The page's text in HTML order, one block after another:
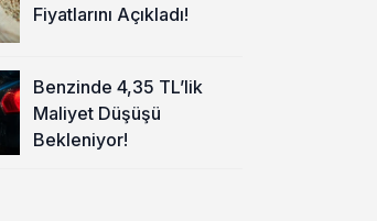
Fiyatlarını Açıkladı!
Benzinde 4,35 TL’lik
Maliyet Düşüşü
Bekleniyor!